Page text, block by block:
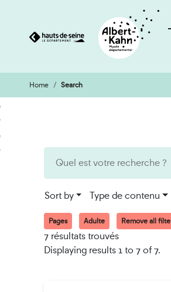
Go
to
content
Go
to
search
engine
Home Search
Sort by Type de contenu
Pages Adulte Remove all
7 résultats trouvés
Displaying results 1 to 7 of 7.
Cookies management panel